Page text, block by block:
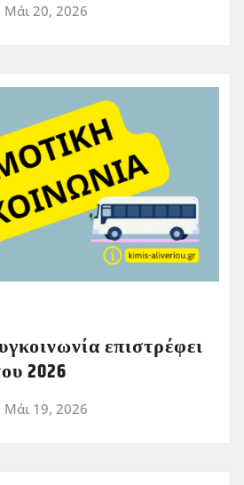
Μάι 20, 2026
επιστρέφει
2026
Μάι 19, 2026